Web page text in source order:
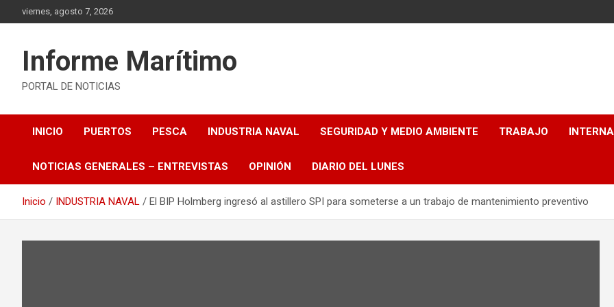
al
viernes, agosto 7, 2026
Informe Marítimo
PORTAL DE NOTICIAS
INICIO PUERTOS PESCA INDUSTRIA NAVAL SEGURIDAD Y MEDIO AMBIENTE TRABAJO
NOTICIAS GENERALES – ENTREVISTAS OPINIÓN DIARIO DEL LUNES
Inicio INDUSTRIA NAVAL El BIP Holmberg ingresó al astillero SPI para someterse a un trabajo de mantenimiento preventivo